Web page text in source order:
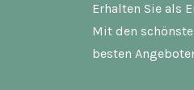
Erhalten Sie als
Mit den
besten